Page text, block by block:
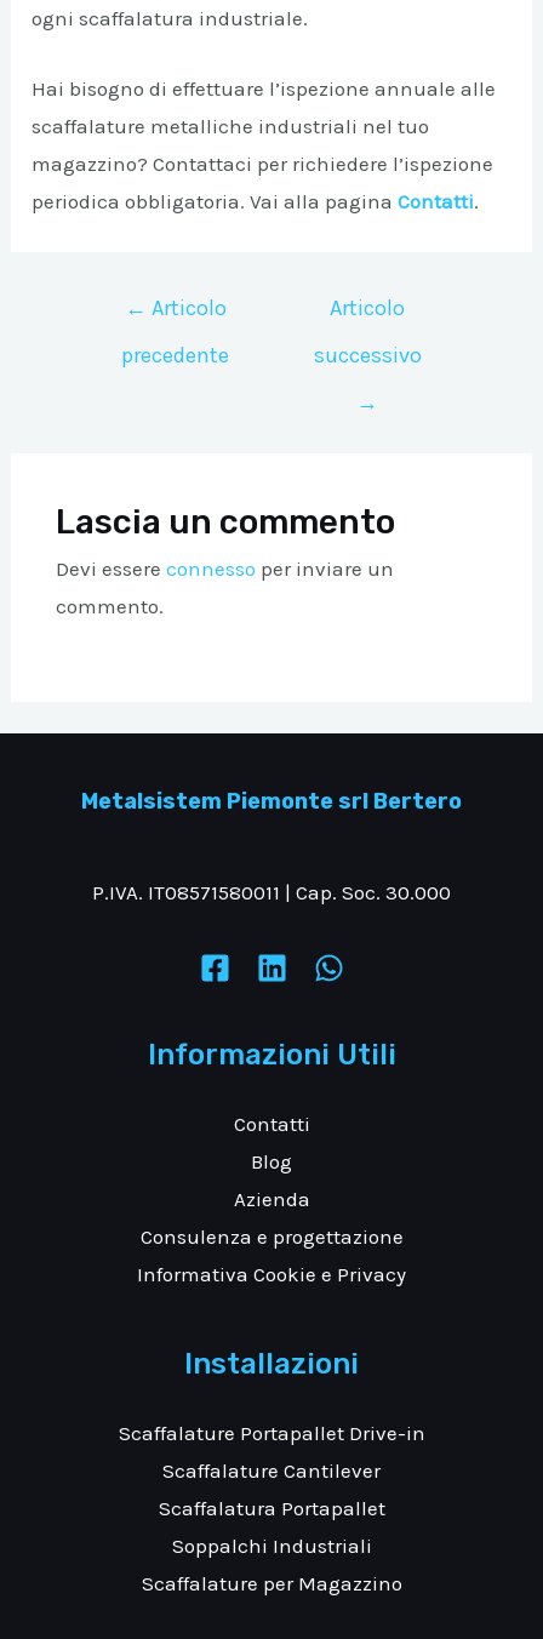
ogni scaffalatura industriale.
Hai bisogno di effettuare l’ispezione annuale alle
scaffalature metalliche industriali nel tuo
magazzino? Contattaci per richiedere l’ispezione
periodica obbligatoria. Vai alla paginaContatti.
Navigazione
← Articolo
precedente
Articolo
successivo
→
Lascia un commento
Devi essere connesso per inviare un
commento.
Metalsistem Piemonte srl Bertero
P.IVA. IT08571580011 | Cap. Soc. 30.000
Informazioni Utili
Contatti
Blog
Azienda
Consulenza e progettazione
Informativa Cookie e Privacy
Installazioni
Scaffalature Portapallet Drive-in
Scaffalature Cantilever
Scaffalatura Portapallet
Soppalchi Industriali
Scaffalature per Magazzino